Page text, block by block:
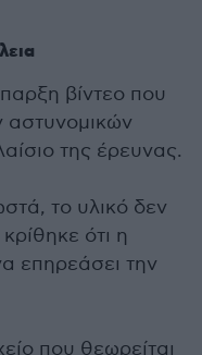
βίντεο που
αστυνομικών
της έρευνας.
το υλικό δεν
ότι η
επηρεάσει την
που θεωρείται